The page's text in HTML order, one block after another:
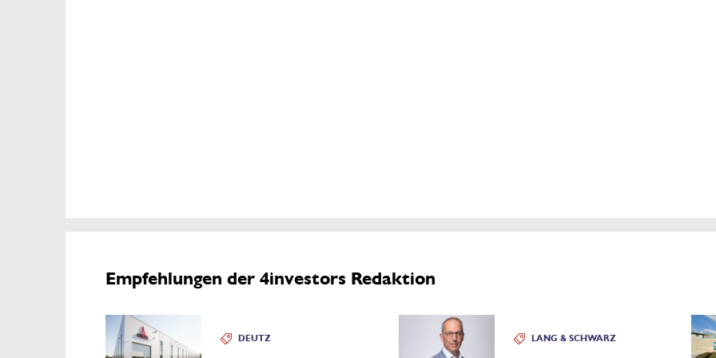
Empfehlungen der 4investors Redaktion
DEUTZ LANG & SCHWARZ